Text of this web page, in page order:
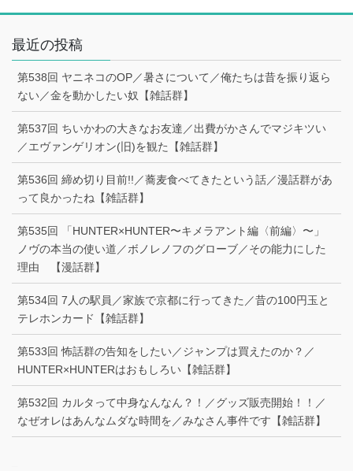
最近の投稿
第538回 ヤニネコのOP／暑さについて／俺たちは昔を振り返ら
ない／金を動かしたい奴【雑話群】
第537回 ちいかわの大きなお友達／出費がかさんでマジキツい
／エヴァンゲリオン(旧)を観た【雑話群】
第536回 締め切り目前!!／蕎麦食べてきたという話／漫話群があ
って良かったね【雑話群】
第535回 「HUNTER×HUNTER〜キメラアント編〈前編〉〜」
ノヴの本当の使い道／ボノレノフのグローブ／その能力にした
理由 【漫話群】
第534回 7人の駅員／家族で京都に行ってきた／昔の100円玉と
テレホンカード【雑話群】
第533回 怖話群の告知をしたい／ジャンプは買えたのか？／
HUNTER×HUNTERはおもしろい【雑話群】
第532回 カルタって中身なんなん？！／グッズ販売開始！！／
なぜオレはあんなムダな時間を／みなさん事件です【雑話群】